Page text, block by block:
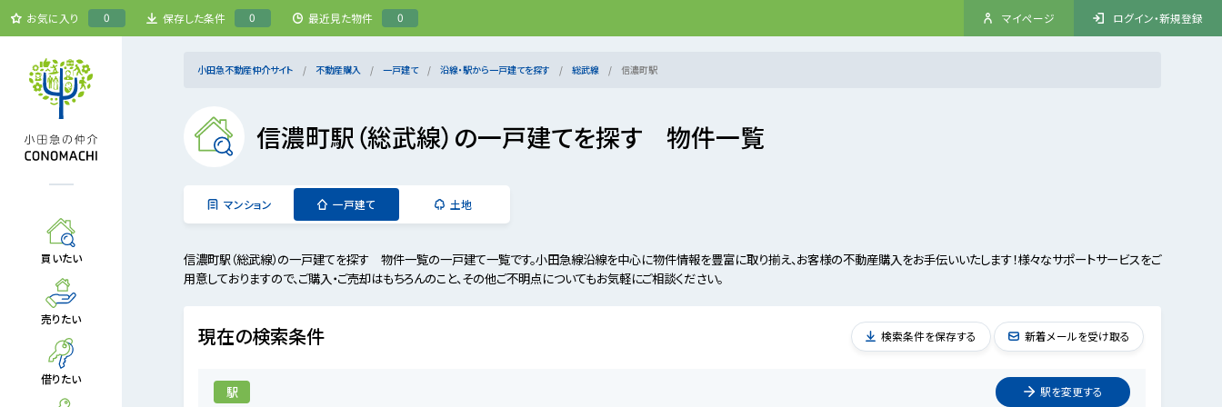
お気に入り 0 保存した条件 0 最近見た物件 0 マイページ ログイン・新規登録
買いたい
売りたい
借りたい
小田急不動産仲介サイト 不動産購入 一戸建て 沿線・駅から一戸建てを探す 総武線 信濃町駅
信濃町駅（総武線）の一戸建てを探す 物件一覧
マンション 一戸建て 土地
信濃町駅（総武線）の一戸建てを探す 物件一覧の一戸建て一覧です。小田急線沿線を中心に物件情報を豊富に取り揃え、お客様の不動産購入をお手伝いいたします！様々なサポートサービスをご
用意しておりますので、ご購入・ご売却はもちろんのこと、その他ご不明点についてもお気軽にご相談ください。
現在の検索条件
駅 駅を変更する
検索条件を保存する 新着メールを受け取る